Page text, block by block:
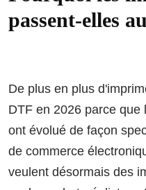
passent-elles
De plus en plus
DTF en 2026 parce
ont évolué de façon
de commerce
veulent désormais des